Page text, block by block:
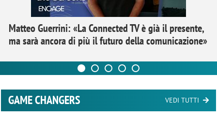
Matteo Guerrini: «La Connected TV è già il presente,
ma sarà ancora di più il futuro della comunicazione»
GAME CHANGERS VEDI TUTTI